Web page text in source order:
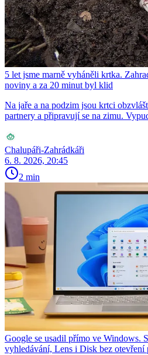
5 let jsme marně vyháněli krtka.
noviny a za 20 minut byl klid
Na jaře a na podzim jsou krtci
partnery a připravují se na zimu.
Chalupáři-Zahrádkáři
6. 8. 2026, 20:45
2 min
Google se usadil přímo ve Windows.
vyhledávání, Lens i Disk bez otevření